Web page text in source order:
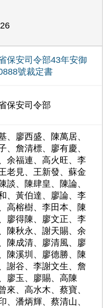
保安司令部43年安御
號裁定書
保安司令部
、廖西盛、陳萬居、
、詹清標、廖有慶、
余福連、高火旺、李
老見、王新發、蘇金
談、陳肆皇、陳論、
、黃伯達、廖論、李
高榕樹、李田本、陳
廖得陳、廖文正、李
陳秋永、謝天賜、余
陳成清、廖清風、廖
陳溪圳、廖德勝、陳
謝谷、李謝文生、詹
廖玉、廖賜、高陳
來、高水木、蔡寶、
、潘炳輝、蔡清山、